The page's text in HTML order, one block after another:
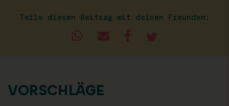
Teile diesen Beitrag mit deinen Freunden:
VORSCHLÄGE